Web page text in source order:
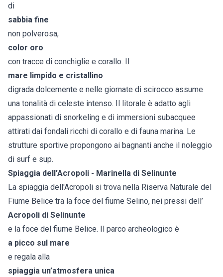
di
sabbia fine
non polverosa,
color oro
con tracce di conchiglie e corallo. Il
mare limpido e cristallino
digrada dolcemente e nelle giornate di scirocco assume
una tonalità di celeste intenso. Il litorale è adatto agli
appassionati di snorkeling e di immersioni subacquee
attirati dai fondali ricchi di corallo e di fauna marina. Le
strutture sportive propongono ai bagnanti anche il noleggio
di surf e sup.
Spiaggia dell’Acropoli - Marinella di Selinunte
La spiaggia dell'Acropoli si trova nella Riserva Naturale del
Fiume Belice tra la foce del fiume Selino, nei pressi dell’
Acropoli di Selinunte
e la foce del fiume Belice. Il parco archeologico è
a picco sul mare
e regala alla
spiaggia un’atmosfera unica